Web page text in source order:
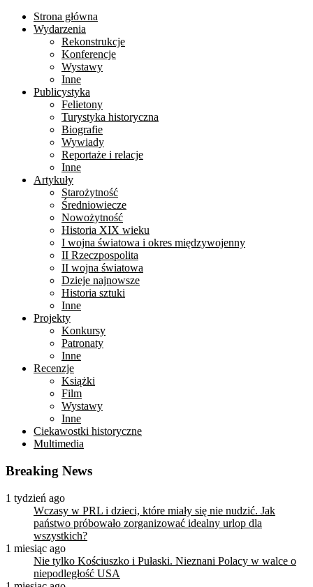
Strona główna
Wydarzenia
Rekonstrukcje
Konferencje
Wystawy
Inne
Publicystyka
Felietony
Turystyka historyczna
Biografie
Wywiady
Reportaże i relacje
Inne
Artykuły
Starożytność
Średniowiecze
Nowożytność
Historia XIX wieku
I wojna światowa i okres międzywojenny
II Rzeczpospolita
II wojna światowa
Dzieje najnowsze
Historia sztuki
Inne
Projekty
Konkursy
Patronaty
Inne
Recenzje
Książki
Film
Wystawy
Inne
Ciekawostki historyczne
Multimedia
Breaking News
1 tydzień ago
Wczasy w PRL i dzieci, które miały się nie nudzić. Jak
państwo próbowało zorganizować idealny urlop dla
wszystkich?
1 miesiąc ago
Nie tylko Kościuszko i Pułaski. Nieznani Polacy w walce o
niepodległość USA